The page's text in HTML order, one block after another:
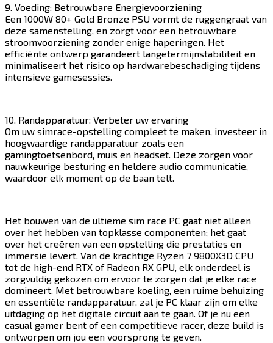
9. Voeding: Betrouwbare Energievoorziening
Een 1000W 80+ Gold Bronze PSU vormt de ruggengraat van
deze samenstelling, en zorgt voor een betrouwbare
stroomvoorziening zonder enige haperingen. Het
efficiënte ontwerp garandeert langetermijnstabiliteit en
minimaliseert het risico op hardwarebeschadiging tijdens
intensieve gamesessies.​​​​‌ ‍ ​‍​‍‌‍ ‌ ​‍‌‍‍‌‌‍‌ ‌‍‍‌‌‍ ‍​‍​‍​ ‍‍​‍​‍‌ ​ ‌‍​‌‌‍ ‍‌‍‍‌‌ ‌​‌ ‍‌​‍ ‍‌‍‍‌‌‍ ​‍​‍​‍ ​​‍​‍‌‍‍​‌ ​‍‌‍‌‌‌‍‌‍​‍​‍​ ‍‍​‍​‍​‍ ‌‍​‌‌‍‌​‌‍ ‌‌‍‍‌‌‍ ‍​‍ ‌‍‍‌‌‍ ‍‌ ‌​‌‍‌‌‌‍ ‍‌ ‌​​‍ ‌‍‌‌‌‍‌​‌‍‍‌‌ ‌​​‍ ‌‍ ‌‌‍ ‌‍‌​‌‍‌‌​ ‌‌ ​​‌ ​‍‌‍‌‌‌ ​ ‌‍‌‌‌‍ ‍‌ ‌​‌‍​‌‌ ‌​‌‍‍‌‌‍ ‌‍ ‍​ ‍ ‌‍‍‌‌‍‌​​ ‌​ ‌​​ ​​​ ​‍​ ‍​‌‍​ ​ ‌‍​ ‌‍‌‍​‍​‍ ‌‌‍​‌​ ‌‌​ ‌ ‌‍‌‌​‍ ‌​ ‌​​ ‌‍​ ‌‍​ ​‌​‍ ‌​ ‍​‌‍​‍​ ‍‌​ ‍​​‍ ‌‌‍​‍​ ‍​​ ‍​‌‍‌‍​ ​ ​ ​​​ ​​​ ‍​​ ‌​​ ​​‌‍​ ​ ‍​​ ‍ ‌ ‌​‌ ‍‌‌ ​​‌‍‌‌​ ‌‌‍​‍‌ ‌‌‌‍‍‌‌‍ ​‌‍‌​​ ‍ ‌ ​​‌‍​‌‌ ‌​‌‍‍​​ ‌‌‍‍‌​ ​‌​ ‍​‌‍ ‍‌‌ ‌‍ ​‌‍ ‌‍ ‍‌‍‌ ‌‌ ‌‍‌​‌‍‌‌‌ ​ ‌‍​ ​‍‌‌​ ‌‌‌​​‍‌‌ ‌‍‍ ‌‍‌‌‌ ‍‌​‍‌‌​ ​ ‌​‌​​‍‌‌​ ​ ‌​‌​​‍‌‌​ ​‍​ ​‍‌‍ ‍‌‍ ​​‍‌‌​ ​‍​ ​‍​‍‌‌​ ‌‌‌​‌​​‍ ‍‌ ‌‍‌‍​‌‌‍ ​‌ ‌‌‌‍‌‌​‍‌‌​ ‌‌‌​​‍‌‌ ‌‍‍ ‌‍‌‌‌ ‍‌​‍‌‌​ ​ ‌​‌​​‍‌‌​ ​ ‌​‌​​‍‌‌​ ​‍​ ​‍​ ‌‍‌‍​ ​ ‌‌​ ‌​​ ​​​ ‍​​ ‍‌‌‍‌‌‌‍​ ‌‍​ ‌‍​‍‌‍​‍​‍‌‌​ ​‍​ ​‍​‍‌‌​ ‌‌‌​‌​​‍ ‍‌‍​ ‌‍‍​‌‍‍‌‌‍ ​‌‍‌​‌ ​‍‌‍‌‌‌‍ ‍​‍‌‌​ ‌‌‌​​‍‌‌ ‌‍‍ ‌‍‌‌‌ ‍‌​‍‌‌​ ​ ‌​‌​​‍‌‌​ ​ ‌​‌​​‍‌‌​ ​‍​ ​‍‌‍‌​​ ​ ‌‍​‍​ ​‌‌‍‌‌​ ​‍​ ‍​​ ​ ​ ‍‌​ ‍​‌‍‌‌‌‍​‍​‍‌‌​ ​‍​ ​‍​‍‌‌​ ‌‌‌​‌​​‍ ‍‌ ‌​‌‍‌‌‌ ‍​‌ ‌​​ ‌‍​‍‌‍​‌‌ ​ ‌‍‌‌‌‌‌‌‌ ​‍‌‍ ​​ ‌​‍‌‌​ ​‍‌​‌‍‌‍​‌‌‍‌​‌‍ ‌‌‍‍‌‌‍ ‍​‍‌‍‌‍‍‌‌‍‌​​ ‌​ ‌​​ ​​​ ​‍​ ‍​‌‍​ ​ ‌‍​ ‌‍‌‍​‍​‍ ‌‌‍​‌​ ‌‌​ ‌ ‌‍‌‌​‍ ‌​ ‌​​ ‌‍​ ‌‍​ ​‌​‍ ‌​ ‍​‌‍​‍​ ‍‌​ ‍​​‍ ‌‌‍​‍​ ‍​​ ‍​‌‍‌‍​ ​ ​ ​​​ ​​​ ‍​​ ‌​​ ​​‌‍​ ​ ‍​​‍‌‍‌ ‌​‌ ‍‌‌ ​​‌‍‌‌​ ‌‌‍​‍‌ ‌‌‌‍‍‌‌‍ ​‌‍‌​​‍‌‍‌ ​​‌‍​‌‌ ‌​‌‍‍​​ ‌‌‍‍‌​ ​‌​ ‍​‌‍ ‍‌‌ ‌‍ ​‌‍ ‌‍ ‍‌‍‌ ‌‌ ‌‍‌​‌‍‌‌‌ ​ ‌‍​ ​‍‌‌​ ‌‌‌​​‍‌‌ ‌‍‍ ‌‍‌‌‌ ‍‌​‍‌‌​ ​ ‌​‌​​‍‌‌​ ​ ‌​‌​​‍‌‌​ ​‍​ ​‍‌‍ ‍‌‍ ​​‍‌‌​ ​‍​ ​‍​‍‌‌​ ‌‌‌​‌​​‍ ‍‌ ‌‍‌‍​‌‌‍ ​‌ ‌‌‌‍‌‌​‍‌‌​ ‌‌‌​​‍‌‌ ‌‍‍ ‌‍‌‌‌ ‍‌​‍‌‌​ ​ ‌​‌​​‍‌‌​ ​ ‌​‌​​‍‌‌​ ​‍​ ​‍​ ‌‍‌‍​ ​ ‌‌​ ‌​​ ​​​ ‍​​ ‍‌‌‍‌‌‌‍​ ‌‍​ ‌‍​‍‌‍​‍​‍‌‌​ ​‍​ ​‍​‍‌‌​ ‌‌‌​‌​​‍ ‍‌‍​ ‌‍‍​‌‍‍‌‌‍ ​‌‍‌​‌ ​‍‌‍‌‌‌‍ ‍​‍‌‌​ ‌‌‌​​‍‌‌ ‌‍‍ ‌‍‌‌‌ ‍‌​‍‌‌​ ​ ‌​‌​​‍‌‌​ ​ ‌​‌​​‍‌‌​ ​‍​ ​‍‌‍‌​​ ​ ‌‍​‍​ ​‌‌‍‌‌​ ​‍​ ‍​​ ​ ​ ‍‌​ ‍​‌‍‌‌‌‍​‍​‍‌‌​ ​‍​ ​‍​‍‌‌​ ‌‌‌​‌​​‍ ‍‌ ‌​‌‍‌‌‌ ‍​‌ ‌​​‍‌‍‌ ​​‌‍‌‌‌ ​‍‌ ​ ‌ ​​‌‍‌‌‌‍​ ‌ ‌​‌‍‍‌‌ ‌‍‌‍‌‌​ ‌‌ ​​‌ ‌‌‌‍​‍‌‍ ​‌‍‍‌‌ ​ ‌‍‍​‌‍‌‌‌‍‌​​‍​‍‌ ‌
10. Randapparatuur: Verbeter uw ervaring
Om uw simrace-opstelling compleet te maken, investeer in
hoogwaardige randapparatuur zoals een
gamingtoetsenbord, muis en headset. Deze zorgen voor
nauwkeurige besturing en heldere audio communicatie,
waardoor elk moment op de baan telt.​​​​‌ ‍ ​‍​‍‌‍ ‌ ​‍‌‍‍‌‌‍‌ ‌‍‍‌‌‍ ‍​‍​‍​ ‍‍​‍​‍‌ ​ ‌‍​‌‌‍ ‍‌‍‍‌‌ ‌​‌ ‍‌​‍ ‍‌‍‍‌‌‍ ​‍​‍​‍ ​​‍​‍‌‍‍​‌ ​‍‌‍‌‌‌‍‌‍​‍​‍​ ‍‍​‍​‍​‍ ‌‍​‌‌‍‌​‌‍ ‌‌‍‍‌‌‍ ‍​‍ ‌‍‍‌‌‍ ‍‌ ‌​‌‍‌‌‌‍ ‍‌ ‌​​‍ ‌‍‌‌‌‍‌​‌‍‍‌‌ ‌​​‍ ‌‍ ‌‌‍ ‌‍‌​‌‍‌‌​ ‌‌ ​​‌ ​‍‌‍‌‌‌ ​ ‌‍‌‌‌‍ ‍‌ ‌​‌‍​‌‌ ‌​‌‍‍‌‌‍ ‌‍ ‍​ ‍ ‌‍‍‌‌‍‌​​ ‌​ ‌​​ ​​​ ​‍​ ‍​‌‍​ ​ ‌‍​ ‌‍‌‍​‍​‍ ‌‌‍​‌​ ‌‌​ ‌ ‌‍‌‌​‍ ‌​ ‌​​ ‌‍​ ‌‍​ ​‌​‍ ‌​ ‍​‌‍​‍​ ‍‌​ ‍​​‍ ‌‌‍​‍​ ‍​​ ‍​‌‍‌‍​ ​ ​ ​​​ ​​​ ‍​​ ‌​​ ​​‌‍​ ​ ‍​​ ‍ ‌ ‌​‌ ‍‌‌ ​​‌‍‌‌​ ‌‌‍​‍‌ ‌‌‌‍‍‌‌‍ ​‌‍‌​​ ‍ ‌ ​​‌‍​‌‌ ‌​‌‍‍​​ ‌‌‍‍‌​ ​‌​ ‍​‌‍ ‍‌‌ ‌‍ ​‌‍ ‌‍ ‍‌‍‌ ‌‌ ‌‍‌​‌‍‌‌‌ ​ ‌‍​ ​‍‌‌​ ‌‌‌​​‍‌‌ ‌‍‍ ‌‍‌‌‌ ‍‌​‍‌‌​ ​ ‌​‌​​‍‌‌​ ​ ‌​‌​​‍‌‌​ ​‍​ ​‍‌‍ ‍‌‍ ​​‍‌‌​ ​‍​ ​‍​‍‌‌​ ‌‌‌​‌​​‍ ‍‌ ‌‍‌‍​‌‌‍ ​‌ ‌‌‌‍‌‌​‍‌‌​ ‌‌‌​​‍‌‌ ‌‍‍ ‌‍‌‌‌ ‍‌​‍‌‌​ ​ ‌​‌​​‍‌‌​ ​ ‌​‌​​‍‌‌​ ​‍​ ​‍​ ‌‍​ ‌‌‌‍​ ​ ​‌​ ‌‍‌‍​ ‌‍‌​​ ‍‌‌‍‌‌‌‍​‍‌‍​ ‌‍​‍​‍‌‌​ ​‍​ ​‍​‍‌‌​ ‌‌‌​‌​​‍ ‍‌‍​ ‌‍‍​‌‍‍‌‌‍ ​‌‍‌​‌ ​‍‌‍‌‌‌‍ ‍​‍‌‌​ ‌‌‌​​‍‌‌ ‌‍‍ ‌‍‌‌‌ ‍‌​‍‌‌​ ​ ‌​‌​​‍‌‌​ ​ ‌​‌​​‍‌‌​ ​‍​ ​‍​ ‌‌‌‍​‍‌‍‌​‌‍​ ‌‍‌​‌‍​‍​ ‍‌​ ​ ‌‍​‍​ ‌‌‌‍​‍‌‍​‌​‍‌‌​ ​‍​ ​‍​‍‌‌​ ‌‌‌​‌​​‍ ‍‌ ‌​‌‍‌‌‌ ‍​‌ ‌​​ ‌‍​‍‌‍​‌‌ ​ ‌‍‌‌‌‌‌‌‌ ​‍‌‍ ​​ ‌​‍‌‌​ ​‍‌​‌‍‌‍​‌‌‍‌​‌‍ ‌‌‍‍‌‌‍ ‍​‍‌‍‌‍‍‌‌‍‌​​ ‌​ ‌​​ ​​​ ​‍​ ‍​‌‍​ ​ ‌‍​ ‌‍‌‍​‍​‍ ‌‌‍​‌​ ‌‌​ ‌ ‌‍‌‌​‍ ‌​ ‌​​ ‌‍​ ‌‍​ ​‌​‍ ‌​ ‍​‌‍​‍​ ‍‌​ ‍​​‍ ‌‌‍​‍​ ‍​​ ‍​‌‍‌‍​ ​ ​ ​​​ ​​​ ‍​​ ‌​​ ​​‌‍​ ​ ‍​​‍‌‍‌ ‌​‌ ‍‌‌ ​​‌‍‌‌​ ‌‌‍​‍‌ ‌‌‌‍‍‌‌‍ ​‌‍‌​​‍‌‍‌ ​​‌‍​‌‌ ‌​‌‍‍​​ ‌‌‍‍‌​ ​‌​ ‍​‌‍ ‍‌‌ ‌‍ ​‌‍ ‌‍ ‍‌‍‌ ‌‌ ‌‍‌​‌‍‌‌‌ ​ ‌‍​ ​‍‌‌​ ‌‌‌​​‍‌‌ ‌‍‍ ‌‍‌‌‌ ‍‌​‍‌‌​ ​ ‌​‌​​‍‌‌​ ​ ‌​‌​​‍‌‌​ ​‍​ ​‍‌‍ ‍‌‍ ​​‍‌‌​ ​‍​ ​‍​‍‌‌​ ‌‌‌​‌​​‍ ‍‌ ‌‍‌‍​‌‌‍ ​‌ ‌‌‌‍‌‌​‍‌‌​ ‌‌‌​​‍‌‌ ‌‍‍ ‌‍‌‌‌ ‍‌​‍‌‌​ ​ ‌​‌​​‍‌‌​ ​ ‌​‌​​‍‌‌​ ​‍​ ​‍​ ‌‍​ ‌‌‌‍​ ​ ​‌​ ‌‍‌‍​ ‌‍‌​​ ‍‌‌‍‌‌‌‍​‍‌‍​ ‌‍​‍​‍‌‌​ ​‍​ ​‍​‍‌‌​ ‌‌‌​‌​​‍ ‍‌‍​ ‌‍‍​‌‍‍‌‌‍ ​‌‍‌​‌ ​‍‌‍‌‌‌‍ ‍​‍‌‌​ ‌‌‌​​‍‌‌ ‌‍‍ ‌‍‌‌‌ ‍‌​‍‌‌​ ​ ‌​‌​​‍‌‌​ ​ ‌​‌​​‍‌‌​ ​‍​ ​‍​ ‌‌‌‍​‍‌‍‌​‌‍​ ‌‍‌​‌‍​‍​ ‍‌​ ​ ‌‍​‍​ ‌‌‌‍​‍‌‍​‌​‍‌‌​ ​‍​ ​‍​‍‌‌​ ‌‌‌​‌​​‍ ‍‌ ‌​‌‍‌‌‌ ‍​‌ ‌​​‍‌‍‌ ​​‌‍‌‌‌ ​‍‌ ​ ‌ ​​‌‍‌‌‌‍​ ‌ ‌​‌‍‍‌‌ ‌‍‌‍‌‌​ ‌‌ ​​‌ ‌‌‌‍​‍‌‍ ​‌‍‍‌‌ ​ ‌‍‍​‌‍‌‌‌‍‌​​‍​‍‌ ‌
Het bouwen van de ultieme sim race PC gaat niet alleen
over het hebben van topklasse componenten; het gaat
over het creëren van een opstelling die prestaties en
immersie levert. Van de krachtige Ryzen 7 9800X3D CPU
tot de high-end RTX of Radeon RX GPU, elk onderdeel is
zorgvuldig gekozen om ervoor te zorgen dat je elke race
domineert. Met betrouwbare koeling, een ruime behuizing
en essentiële randapparatuur, zal je PC klaar zijn om elke
uitdaging op het digitale circuit aan te gaan. Of je nu een
casual gamer bent of een competitieve racer, deze build is
ontworpen om jou een voorsprong te geven.​​​​‌ ‍ ​‍​‍‌‍ ‌ ​‍‌‍‍‌‌‍‌ ‌‍‍‌‌‍ ‍​‍​‍​ ‍‍​‍​‍‌ ​ ‌‍​‌‌‍ ‍‌‍‍‌‌ ‌​‌ ‍‌​‍ ‍‌‍‍‌‌‍ ​‍​‍​‍ ​​‍​‍‌‍‍​‌ ​‍‌‍‌‌‌‍‌‍​‍​‍​ ‍‍​‍​‍​‍ ‌‍​‌‌‍‌​‌‍ ‌‌‍‍‌‌‍ ‍​‍ ‌‍‍‌‌‍ ‍‌ ‌​‌‍‌‌‌‍ ‍‌ ‌​​‍ ‌‍‌‌‌‍‌​‌‍‍‌‌ ‌​​‍ ‌‍ ‌‌‍ ‌‍‌​‌‍‌‌​ ‌‌ ​​‌ ​‍‌‍‌‌‌ ​ ‌‍‌‌‌‍ ‍‌ ‌​‌‍​‌‌ ‌​‌‍‍‌‌‍ ‌‍ ‍​ ‍ ‌‍‍‌‌‍‌​​ ‌​ ‌​​ ​​​ ​‍​ ‍​‌‍​ ​ ‌‍​ ‌‍‌‍​‍​‍ ‌‌‍​‌​ ‌‌​ ‌ ‌‍‌‌​‍ ‌​ ‌​​ ‌‍​ ‌‍​ ​‌​‍ ‌​ ‍​‌‍​‍​ ‍‌​ ‍​​‍ ‌‌‍​‍​ ‍​​ ‍​‌‍‌‍​ ​ ​ ​​​ ​​​ ‍​​ ‌​​ ​​‌‍​ ​ ‍​​ ‍ ‌ ‌​‌ ‍‌‌ ​​‌‍‌‌​ ‌‌‍​‍‌ ‌‌‌‍‍‌‌‍ ​‌‍‌​​ ‍ ‌ ​​‌‍​‌‌ ‌​‌‍‍​​ ‌‌‍‍‌​ ​‌​ ‍​‌‍ ‍‌‌ ‌‍ ​‌‍ ‌‍ ‍‌‍‌ ‌‌ ‌‍‌​‌‍‌‌‌ ​ ‌‍​ ​‍‌‌​ ‌‌‌​​‍‌‌ ‌‍‍ ‌‍‌‌‌ ‍‌​‍‌‌​ ​ ‌​‌​​‍‌‌​ ​ ‌​‌​​‍‌‌​ ​‍​ ​‍‌‍ ‍‌‍ ​​‍‌‌​ ​‍​ ​‍​‍‌‌​ ‌‌‌​‌​​‍ ‍‌ ‌‍‌‍​‌‌‍ ​‌ ‌‌‌‍‌‌​‍‌‌​ ‌‌‌​​‍‌‌ ‌‍‍ ‌‍‌‌‌ ‍‌​‍‌‌​ ​ ‌​‌​​‍‌‌​ ​ ‌​‌​​‍‌‌​ ​‍​ ​‍​ ‌​‌‍​‍​ ​‍​ ​‌‌‍​‌‌‍​‍‌‍‌​​ ‍​​ ‍‌​ ​​​ ‍​​ ​‍​‍‌‌​ ​‍​ ​‍​‍‌‌​ ‌‌‌​‌​​‍ ‍‌‍​ ‌‍‍​‌‍‍‌‌‍ ​‌‍‌​‌ ​‍‌‍‌‌‌‍ ‍​‍‌‌​ ‌‌‌​​‍‌‌ ‌‍‍ ‌‍‌‌‌ ‍‌​‍‌‌​ ​ ‌​‌​​‍‌‌​ ​ ‌​‌​​‍‌‌​ ​‍​ ​‍​ ​‍‌‍​‌​ ‍‌​ ‌​‌‍‌​​ ‌‌​ ‍​​ ​‍​ ‍‌​ ​ ‌‍‌‍​ ​ ​‍‌‌​ ​‍​ ​‍​‍‌‌​ ‌‌‌​‌​​‍ ‍‌ ‌​‌‍‌‌‌ ‍​‌ ‌​​ ‌‍​‍‌‍​‌‌ ​ ‌‍‌‌‌‌‌‌‌ ​‍‌‍ ​​ ‌​‍‌‌​ ​‍‌​‌‍‌‍​‌‌‍‌​‌‍ ‌‌‍‍‌‌‍ ‍​‍‌‍‌‍‍‌‌‍‌​​ ‌​ ‌​​ ​​​ ​‍​ ‍​‌‍​ ​ ‌‍​ ‌‍‌‍​‍​‍ ‌‌‍​‌​ ‌‌​ ‌ ‌‍‌‌​‍ ‌​ ‌​​ ‌‍​ ‌‍​ ​‌​‍ ‌​ ‍​‌‍​‍​ ‍‌​ ‍​​‍ ‌‌‍​‍​ ‍​​ ‍​‌‍‌‍​ ​ ​ ​​​ ​​​ ‍​​ ‌​​ ​​‌‍​ ​ ‍​​‍‌‍‌ ‌​‌ ‍‌‌ ​​‌‍‌‌​ ‌‌‍​‍‌ ‌‌‌‍‍‌‌‍ ​‌‍‌​​‍‌‍‌ ​​‌‍​‌‌ ‌​‌‍‍​​ ‌‌‍‍‌​ ​‌​ ‍​‌‍ ‍‌‌ ‌‍ ​‌‍ ‌‍ ‍‌‍‌ ‌‌ ‌‍‌​‌‍‌‌‌ ​ ‌‍​ ​‍‌‌​ ‌‌‌​​‍‌‌ ‌‍‍ ‌‍‌‌‌ ‍‌​‍‌‌​ ​ ‌​‌​​‍‌‌​ ​ ‌​‌​​‍‌‌​ ​‍​ ​‍‌‍ ‍‌‍ ​​‍‌‌​ ​‍​ ​‍​‍‌‌​ ‌‌‌​‌​​‍ ‍‌ ‌‍‌‍​‌‌‍ ​‌ ‌‌‌‍‌‌​‍‌‌​ ‌‌‌​​‍‌‌ ‌‍‍ ‌‍‌‌‌ ‍‌​‍‌‌​ ​ ‌​‌​​‍‌‌​ ​ ‌​‌​​‍‌‌​ ​‍​ ​‍​ ‌​‌‍​‍​ ​‍​ ​‌‌‍​‌‌‍​‍‌‍‌​​ ‍​​ ‍‌​ ​​​ ‍​​ ​‍​‍‌‌​ ​‍​ ​‍​‍‌‌​ ‌‌‌​‌​​‍ ‍‌‍​ ‌‍‍​‌‍‍‌‌‍ ​‌‍‌​‌ ​‍‌‍‌‌‌‍ ‍​‍‌‌​ ‌‌‌​​‍‌‌ ‌‍‍ ‌‍‌‌‌ ‍‌​‍‌‌​ ​ ‌​‌​​‍‌‌​ ​ ‌​‌​​‍‌‌​ ​‍​ ​‍​ ​‍‌‍​‌​ ‍‌​ ‌​‌‍‌​​ ‌‌​ ‍​​ ​‍​ ‍‌​ ​ ‌‍‌‍​ ​ ​‍‌‌​ ​‍​ ​‍​‍‌‌​ ‌‌‌​‌​​‍ ‍‌ ‌​‌‍‌‌‌ ‍​‌ ‌​​‍‌‍‌ ​​‌‍‌‌‌ ​‍‌ ​ ‌ ​​‌‍‌‌‌‍​ ‌ ‌​‌‍‍‌‌ ‌‍‌‍‌‌​ ‌‌ ​​‌ ‌‌‌‍​‍‌‍ ​‌‍‍‌‌ ​ ‌‍‍​‌‍‌‌‌‍‌​​‍​‍‌ ‌